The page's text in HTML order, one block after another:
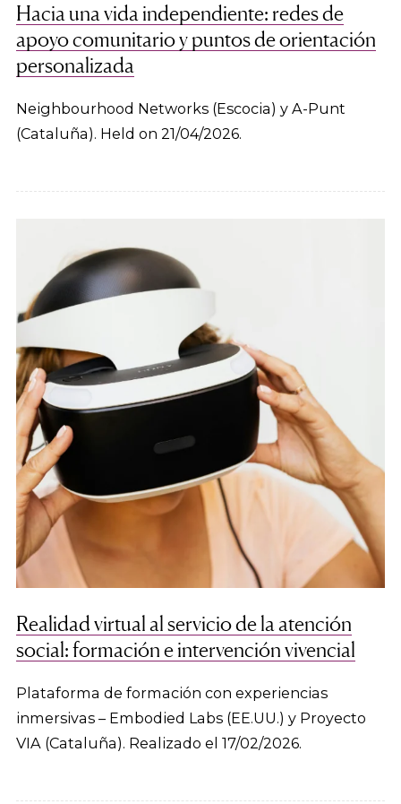
Hacia una vida independiente: redes de
apoyo comunitario y puntos de orientación
personalizada
Neighbourhood Networks (Escocia) y A-Punt
(Cataluña). Held on 21/04/2026.
Realidad virtual al servicio de la atención
social: formación e intervención vivencial
Plataforma de formación con experiencias
inmersivas – Embodied Labs (EE.UU.) y Proyecto
VIA (Cataluña). Realizado el 17/02/2026.